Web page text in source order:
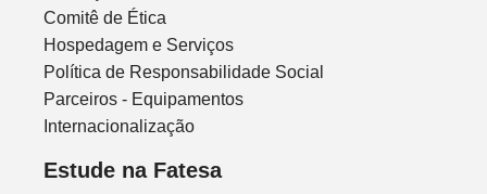
Comitê de Ética
Hospedagem e Serviços
Política de Responsabilidade Social
Parceiros - Equipamentos
Internacionalização
Estude na Fatesa